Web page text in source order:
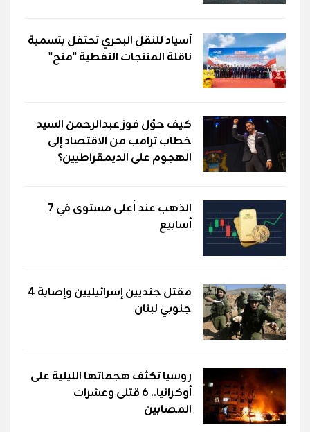
أسياد للنقل البحري تحتفل بتسمية
ناقلة المنتجات النفطية "منح"
كيف حوّل فوز عبدالرحمن السيد
خطاب ترامب من الاقتصاد إلى
الهجوم على الديمقراطيين؟
الذهب عند أعلى مستوى في 7
أسابيع
مقتل جنديين إسرائيليين وإصابة 4
جنوبي لبنان
روسيا تكثف هجماتها الليلية على
أوكرانيا.. 6 قتلى وعشرات
المصابين